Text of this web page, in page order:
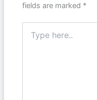
fields are marked *
here..